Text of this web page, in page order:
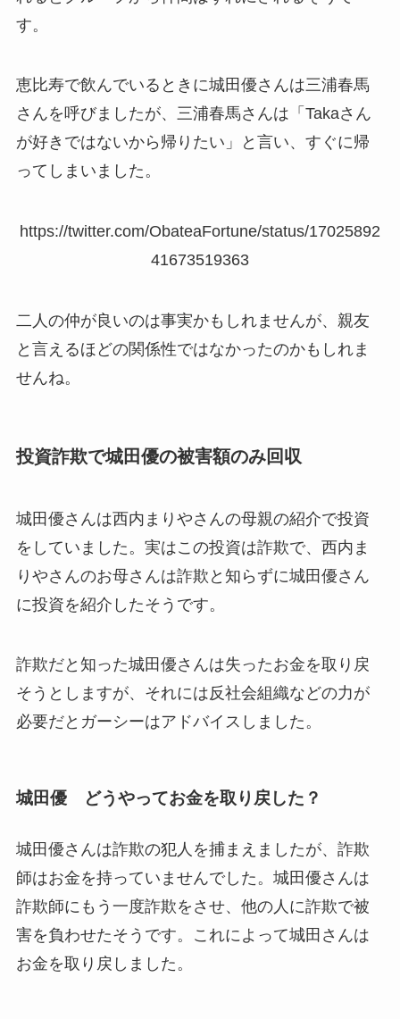
す。
恵比寿で飲んでいるときに城田優さんは三浦春馬
さんを呼びましたが、三浦春馬さんは「Takaさん
が好きではないから帰りたい」と言い、すぐに帰
ってしまいました。
https://twitter.com/ObateaFortune/status/17025892
41673519363
二人の仲が良いのは事実かもしれませんが、親友
と言えるほどの関係性ではなかったのかもしれま
せんね。
投資詐欺で城田優の被害額のみ回収
城田優さんは西内まりやさんの母親の紹介で投資
をしていました。実はこの投資は詐欺で、西内ま
りやさんのお母さんは詐欺と知らずに城田優さん
に投資を紹介したそうです。
詐欺だと知った城田優さんは失ったお金を取り戻
そうとしますが、それには反社会組織などの力が
必要だとガーシーはアドバイスしました。
城田優 どうやってお金を取り戻した？
城田優さんは詐欺の犯人を捕まえましたが、詐欺
師はお金を持っていませんでした。城田優さんは
詐欺師にもう一度詐欺をさせ、他の人に詐欺で被
害を負わせたそうです。これによって城田さんは
お金を取り戻しました。